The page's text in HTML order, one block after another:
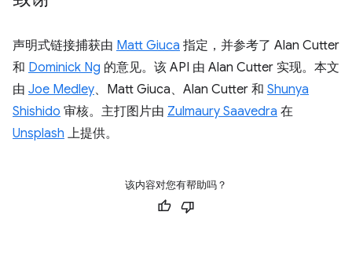
声明式链接捕获由 Matt Giuca 指定，并参考了 Alan Cutter
和 Dominick Ng 的意见。该 API 由 Alan Cutter 实现。本文
由 Joe Medley、Matt Giuca、Alan Cutter 和 Shunya
Shishido 审核。主打图片由 Zulmaury Saavedra 在
Unsplash 上提供。
该内容对您有帮助吗？